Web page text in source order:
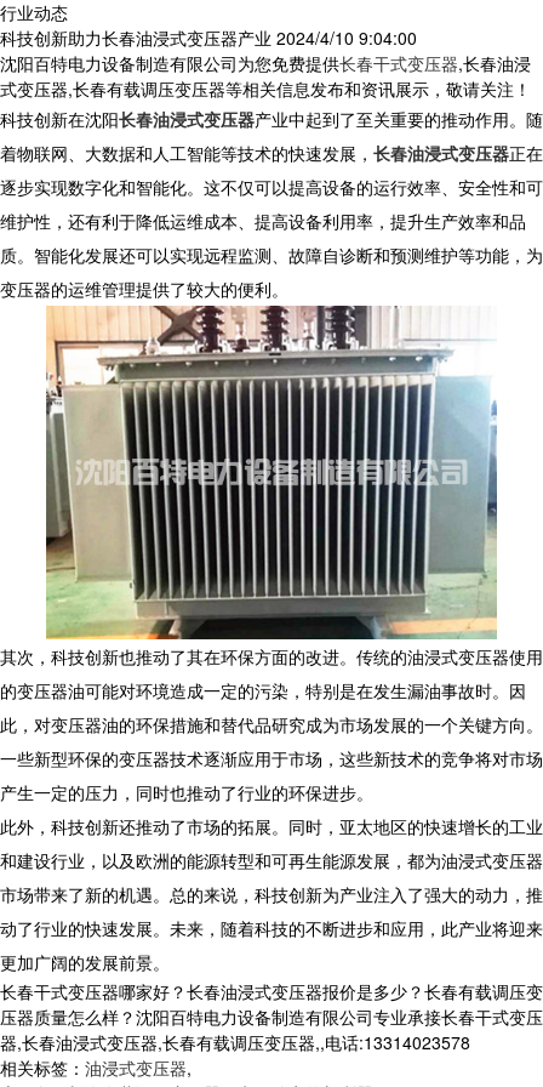
行业动态
科技创新助力长春油浸式变压器产业 2024/4/10 9:04:00
沈阳百特电力设备制造有限公司为您免费提供长春干式变压器,长春油浸
式变压器,长春有载调压变压器等相关信息发布和资讯展示，敬请关注！
科技创新在沈阳长春油浸式变压器产业中起到了至关重要的推动作用。随
着物联网、大数据和人工智能等技术的快速发展， 长春油浸式变压器正在
逐步实现数字化和智能化。这不仅可以提高设备的运行效率、安全性和可
维护性，还有利于降低运维成本、提高设备利用率，提升生产效率和品
质。智能化发展还可以实现远程监测、故障自诊断和预测维护等功能，为
变压器的运维管理提供了较大的便利。
其次，科技创新也推动了其在环保方面的改进。传统的油浸式变压器使用
的变压器油可能对环境造成一定的污染，特别是在发生漏油事故时。因
此，对变压器油的环保措施和替代品研究成为市场发展的一个关键方向。
一些新型环保的变压器技术逐渐应用于市场，这些新技术的竞争将对市场
产生一定的压力，同时也推动了行业的环保进步。
此外，科技创新还推动了市场的拓展。同时，亚太地区的快速增长的工业
和建设行业，以及欧洲的能源转型和可再生能源发展，都为油浸式变压器
市场带来了新的机遇。总的来说，科技创新为产业注入了强大的动力，推
动了行业的快速发展。未来，随着科技的不断进步和应用，此产业将迎来
更加广阔的发展前景。
长春干式变压器哪家好？长春油浸式变压器报价是多少？长春有载调压变
压器质量怎么样？沈阳百特电力设备制造有限公司专业承接长春干式变压
器,长春油浸式变压器,长春有载调压变压器,,电话:13314023578
相关标签： 油浸式变压器,